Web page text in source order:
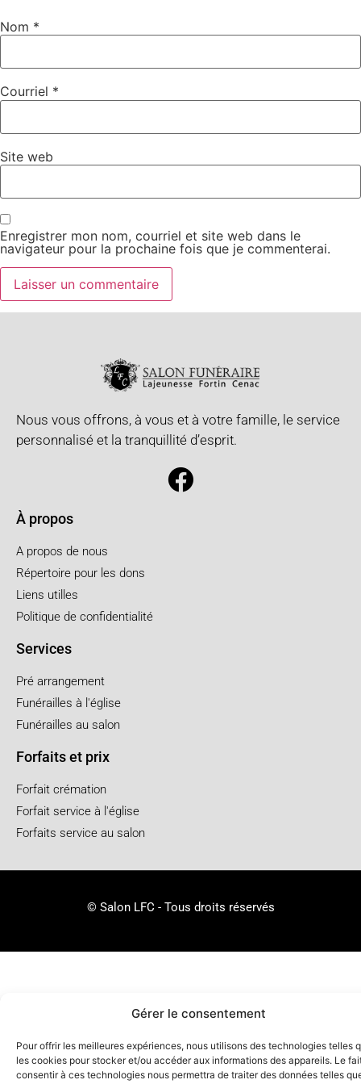
Gérer le consentement
Pour offrir les meilleures expériences, nous utilisons des technologies telles
les cookies pour stocker et/ou accéder aux informations des appareils. Le
consentir à ces technologies nous permettra de traiter des données telles
Nom *
Courriel *
Site web
Enregistrer mon nom, courriel et site web dans le
navigateur pour la prochaine fois que je commenterai.
Nous vous offrons, à vous et à votre famille, le service
personnalisé et la tranquillité d’esprit.
À propos
A propos de nous
Répertoire pour les dons
Liens utilles
Politique de confidentialité
Services
Pré arrangement
Funérailles à l'église
Funérailles au salon
Forfaits et prix
Forfait crémation
Forfait service à l'église
Forfaits service au salon
© Salon LFC - Tous droits réservés